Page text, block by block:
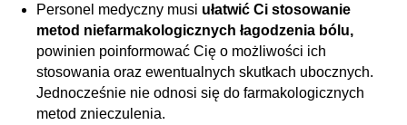
Personel medyczny musi ułatwić Ci stosowanie
metod niefarmakologicznych łagodzenia bólu,
powinien poinformować Cię o możliwości ich
stosowania oraz ewentualnych skutkach ubocznych.
Jednocześnie nie odnosi się do farmakologicznych
metod znieczulenia.